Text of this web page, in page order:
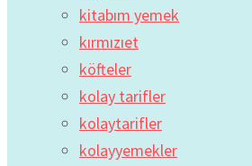
kitabım yemek
kırmızıet
köfteler
kolay tarifler
kolaytarifler
kolayyemekler